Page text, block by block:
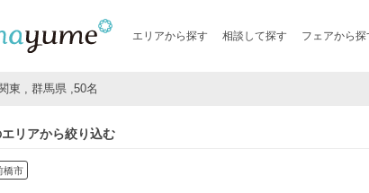
エリアから探す 相談して探す フェアから探
東 , 群馬県 ,50名
エリアから絞り込む
橋市